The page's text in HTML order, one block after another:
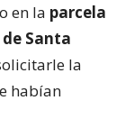
en la parcela
Santa
la
habían